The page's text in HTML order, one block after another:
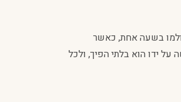
בשעה אחת, כאשר
ידו הוא בלתי הפיך, ולכל